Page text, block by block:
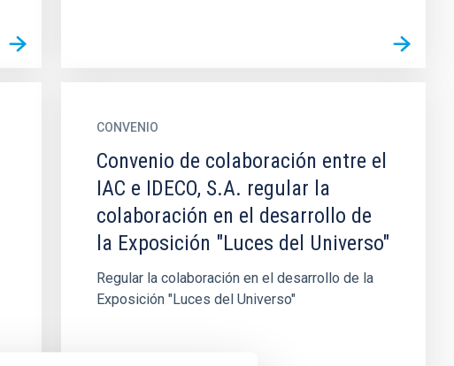
CONVENIO
Convenio de colaboración entre el
IAC e IDECO, S.A. regular la
colaboración en el desarrollo de
la Exposición "Luces del Universo"
Regular la colaboración en el desarrollo de la
Exposición "Luces del Universo"